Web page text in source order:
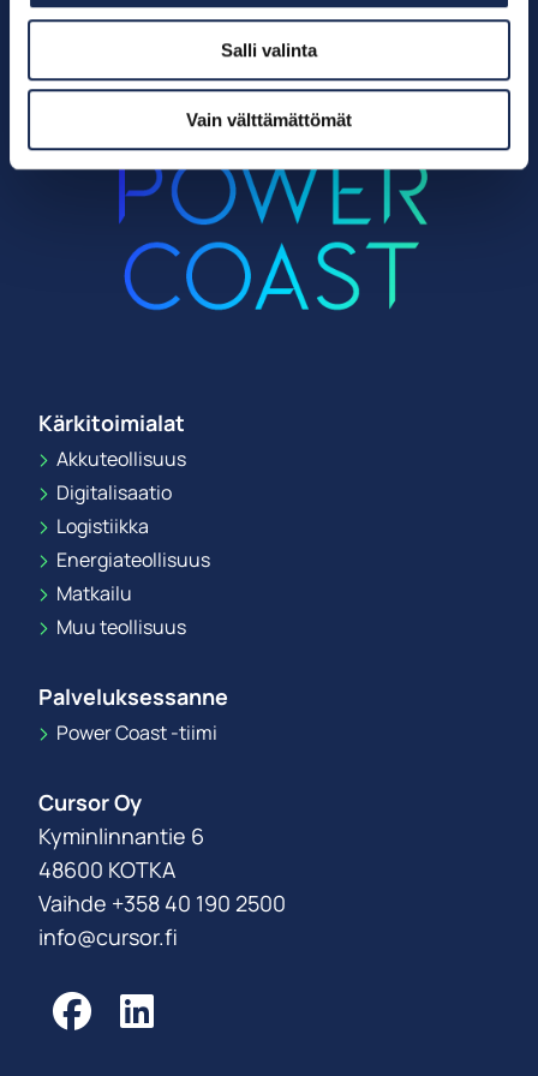
Salli valinta
Vain välttämättömät
Kärkitoimialat
Akkuteollisuus
Digitalisaatio
Logistiikka
Energiateollisuus
Matkailu
Muu teollisuus
Palveluksessanne
Power Coast -tiimi
Cursor Oy
Kyminlinnantie 6
48600 KOTKA
Vaihde +358 40 190 2500
info@cursor.fi
Facebook